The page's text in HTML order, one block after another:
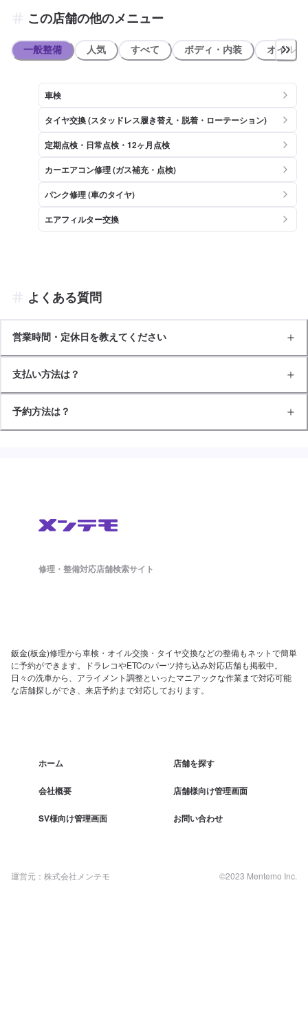
この店舗の他のメニュー
一般整備 人気 すべて ボディ・内装 オイル類
車検
タイヤ交換 (スタッドレス履き替え・脱着・ローテーション)
定期点検・日常点検・12ヶ月点検
カーエアコン修理 (ガス補充・点検)
パンク修理 (車のタイヤ)
エアフィルター交換
よくある質問
営業時間・定休日を教えてください
支払い方法は？
予約方法は？
修理・整備対応店舗検索サイト
鈑金(板金)修理から車検・オイル交換・タイヤ交換などの整備もネットで簡単
に予約ができます。ドラレコやETCのパーツ持ち込み対応店舗も掲載中。
日々の洗車から、アライメント調整といったマニアックな作業まで対応可能
な店舗探しができ、来店予約まで対応しております。
ホーム 店舗を探す
会社概要 店舗様向け管理画面
SV様向け管理画面 お問い合わせ
運営元：株式会社メンテモ ©2023 Mentemo Inc.